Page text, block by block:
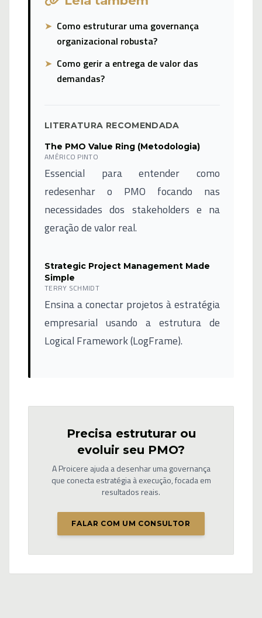
➤ Como estruturar uma governança
organizacional robusta?
➤ Como gerir a entrega de valor das
demandas?
LITERATURA RECOMENDADA
The PMO Value Ring (Metodologia)
AMÉRICO PINTO
Essencial para entender como
redesenhar o PMO focando nas
necessidades dos stakeholders e na
geração de valor real.
Strategic Project Management Made
Simple
TERRY SCHMIDT
Ensina a conectar projetos à estratégia
empresarial usando a estrutura de
Logical Framework (LogFrame).
Precisa estruturar ou
evoluir seu PMO?
A Proicere ajuda a desenhar uma governança
que conecta estratégia à execução, focada em
resultados reais.
FALAR COM UM CONSULTOR